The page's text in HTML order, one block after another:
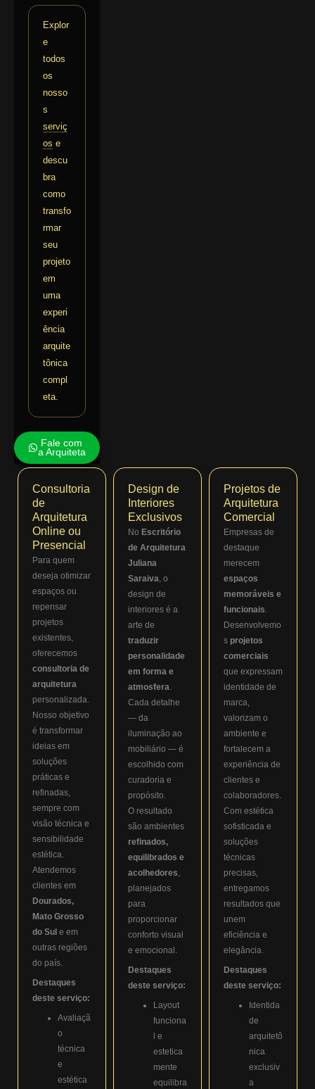
Explor
e
todos
os
nosso
s
serviç
os e
descu
bra
como
transfo
rmar
seu
projeto
em
uma
experi
ência
arquite
tônica
compl
eta.
Fale com
a Arquiteta
Consultoria
de
Arquitetura
Online ou
Presencial
Para quem
deseja otimizar
espaços ou
repensar
projetos
existentes,
oferecemos
consultoria de
arquitetura
personalizada.
Nosso objetivo
é transformar
ideias em
soluções
práticas e
refinadas,
sempre com
visão técnica e
sensibilidade
estética.
Atendemos
clientes em
Dourados,
Mato Grosso
do Sul e em
outras regiões
do país.
Destaques
deste serviço:
Avaliaçã
o
técnica
e
estética
Design de
Interiores
Exclusivos
No Escritório
de Arquitetura
Juliana
Saraiva , o
design de
interiores é a
arte de
traduzir
personalidade
em forma e
atmosfera
Cada detalhe
— da
iluminação ao
mobiliário — é
escolhido com
curadoria e
propósito.
O resultado
são ambientes
refinados,
equilibrados e
acolhedores
planejados
para
proporcionar
conforto visual
e emocional.
Destaques
deste serviço:
Layout
funciona
l e
estetica
mente
equilibra
Projetos de
Arquitetura
Comercial
Empresas de
destaque
merecem
espaços
memoráveis e
funcionais
Desenvolvemo
s projetos
comerciais
que expressam
identidade de
marca,
valorizam o
ambiente e
fortalecem a
experiência de
clientes e
colaboradores.
Com estética
sofisticada e
soluções
técnicas
precisas,
entregamos
resultados que
unem
eficiência e
elegância.
Destaques
deste serviço:
Identida
de
arquitetô
nica
exclusiv
a